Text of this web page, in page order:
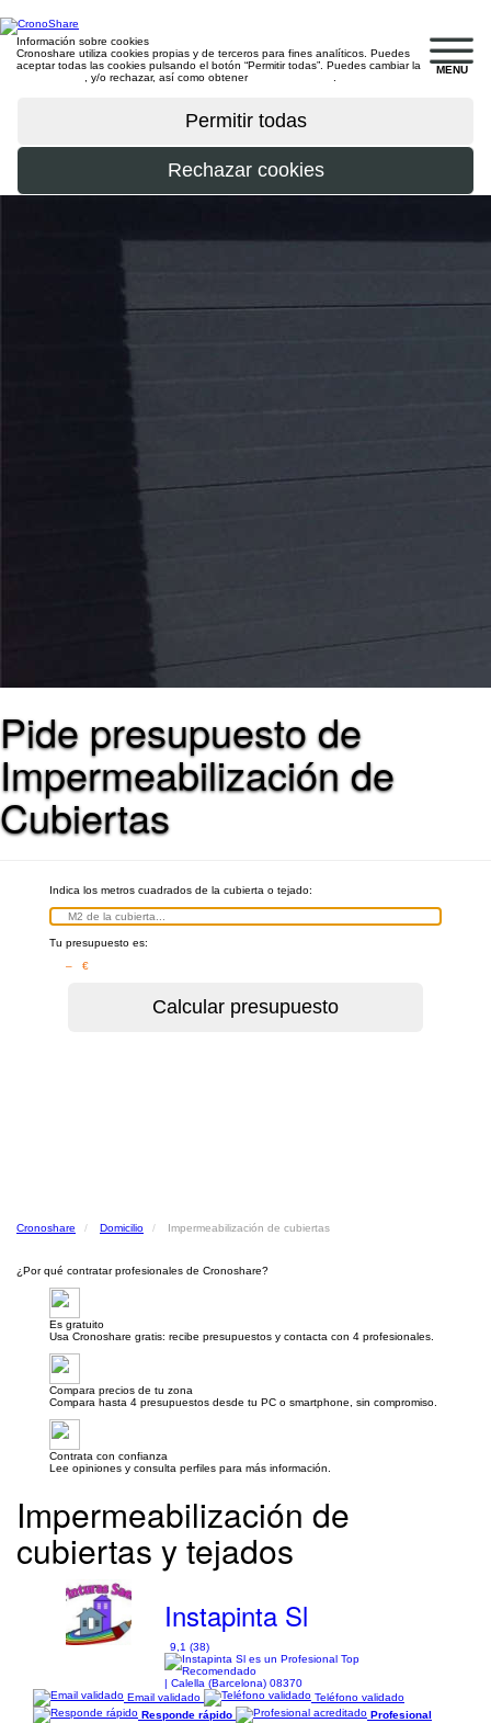
MENU
Información sobre cookies
Cronoshare utiliza cookies propias y de terceros para fines analíticos. Puedes
aceptar todas las cookies pulsando el botón “Permitir todas”. Puedes cambiar la
, y/o rechazar, así como obtener
Pide presupuesto de
Impermeabilización de
Cubiertas
Indica los metros cuadrados de la cubierta o tejado:
Tu presupuesto es:
– €
Cronoshare Domicilio Impermeabilización de cubiertas
¿Por qué contratar profesionales de Cronoshare?
Es gratuito
Usa Cronoshare gratis: recibe presupuestos y contacta con 4 profesionales.
Compara precios de tu zona
Compara hasta 4 presupuestos desde tu PC o smartphone, sin compromiso.
Contrata con confianza
Lee opiniones y consulta perfiles para más información.
Impermeabilización de
cubiertas y tejados
Instapinta Sl
9,1 (38)
| Calella (Barcelona) 08370
Email validado
Teléfono validado
Responde rápido
Profesional